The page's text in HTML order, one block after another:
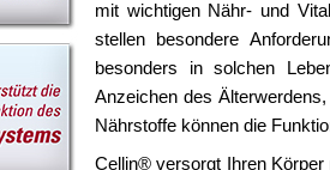
mit wichtigen Nähr- und
stellen besondere
besonders in solchen
Anzeichen des
Nährstoffe können die
Cellin® versorgt Ihren Körper